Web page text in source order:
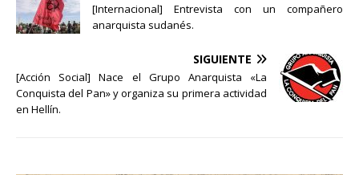
[Internacional] Entrevista con un compañero
anarquista sudanés.
SIGUIENTE
[Acción Social] Nace el Grupo Anarquista «La
Conquista del Pan» y organiza su primera actividad
en Hellín.